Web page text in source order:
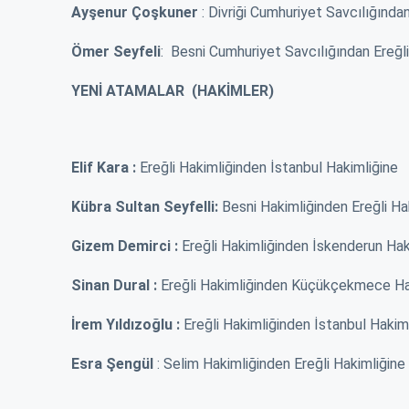
Ayşenur Çoşkuner : Divriği Cumhuriyet
Ömer Seyfeli: Besni Cumhuriyet Savcılığından
YENİ ATAMALAR (HAKİMLER)
Elif Kara : Ereğli Hakimliğinden İstanbul Hakimliğine
Kübra Sultan Seyfelli: Besni Hakimliğinden Ereğli
Gizem Demirci : Ereğli Hakimliğinden İskenderun
Sinan Dural : Ereğli Hakimliğinden Küçükçekmece
İrem Yıldızoğlu : Ereğli Hakimliğinden İstanbul
Esra Şengül : Selim Hakimliğinden Ereğli Hakimliğine
mesafe. 5 ayda ℅60 zam yapılır mı?
Ereğlili vatandaş 12 Ocak 2024 - 14:40
fırsatçılıktan